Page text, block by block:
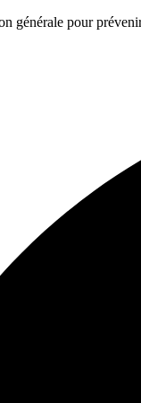
générale pour